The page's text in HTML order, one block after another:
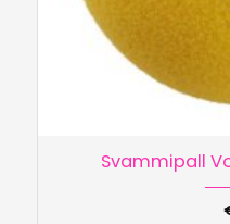
Svammipall